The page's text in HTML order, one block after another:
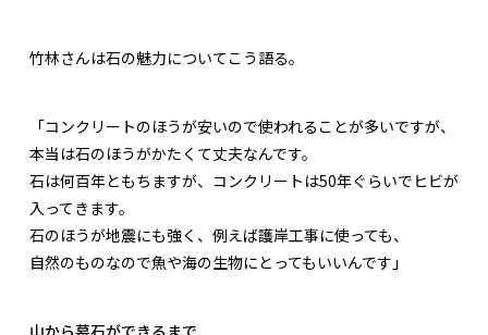
竹林さんは石の魅力についてこう語る。
「コンクリートのほうが安いので使われることが多いですが、
本当は石のほうがかたくて丈夫なんです。
石は何百年ともちますが、コンクリートは50年ぐらいでヒビが
入ってきます。
石のほうが地震にも強く、例えば護岸工事に使っても、
自然のものなので魚や海の生物にとってもいいんです」
山から墓石ができるまで